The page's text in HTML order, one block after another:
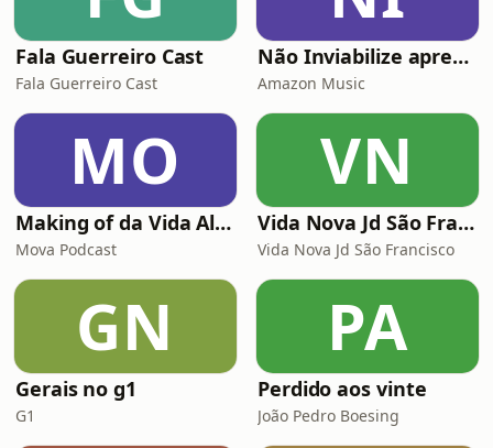
Fala Guerreiro Cast
Fala Guerreiro Cast
Não Inviabilize apresenta: Histórias da Firma
Amazon Music
MO
Making of da Vida Alheia - Mova
Mova Podcast
VN
Vida Nova Jd São Francisco
Vida Nova Jd São Francisco
GN
Gerais no g1
G1
PA
Perdido aos vinte
João Pedro Boesing